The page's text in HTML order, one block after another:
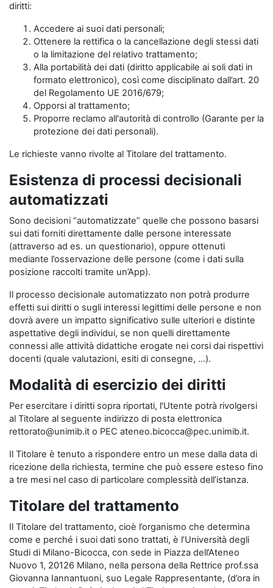
diritti:
Accedere ai suoi dati personali;
Ottenere la rettifica o la cancellazione degli stessi dati
o la limitazione del relativo trattamento;
Alla portabilità dei dati (diritto applicabile ai soli dati in
formato elettronico), così come disciplinato dall’art. 20
del Regolamento UE 2016/679;
Opporsi al trattamento;
Proporre reclamo all'autorità di controllo (Garante per la
protezione dei dati personali).
Le richieste vanno rivolte al Titolare del trattamento.
Esistenza di processi decisionali
automatizzati
Sono decisioni “automatizzate” quelle che possono basarsi
sui dati forniti direttamente dalle persone interessate
(attraverso ad es. un questionario), oppure ottenuti
mediante l’osservazione delle persone (come i dati sulla
posizione raccolti tramite un’App).
Il processo decisionale automatizzato non potrà produrre
effetti sui diritti o sugli interessi legittimi delle persone e non
dovrà avere un impatto significativo sulle ulteriori e distinte
aspettative degli individui, se non quelli direttamente
connessi alle attività didattiche erogate nei corsi dai rispettivi
docenti (quale valutazioni, esiti di consegne, …).
Modalità di esercizio dei diritti
Per esercitare i diritti sopra riportati, l'Utente potrà rivolgersi
al Titolare al seguente indirizzo di posta elettronica
rettorato@unimib.it o PEC ateneo.bicocca@pec.unimib.it.
Il Titolare è tenuto a rispondere entro un mese dalla data di
ricezione della richiesta, termine che può essere esteso fino
a tre mesi nel caso di particolare complessità dell’istanza.
Titolare del trattamento
Il Titolare del trattamento, cioè l’organismo che determina
come e perché i suoi dati sono trattati, è l’Università degli
Studi di Milano-Bicocca, con sede in Piazza dell’Ateneo
Nuovo 1, 20126 Milano, nella persona della Rettrice prof.ssa
Giovanna Iannantuoni, suo Legale Rappresentante, (d’ora in